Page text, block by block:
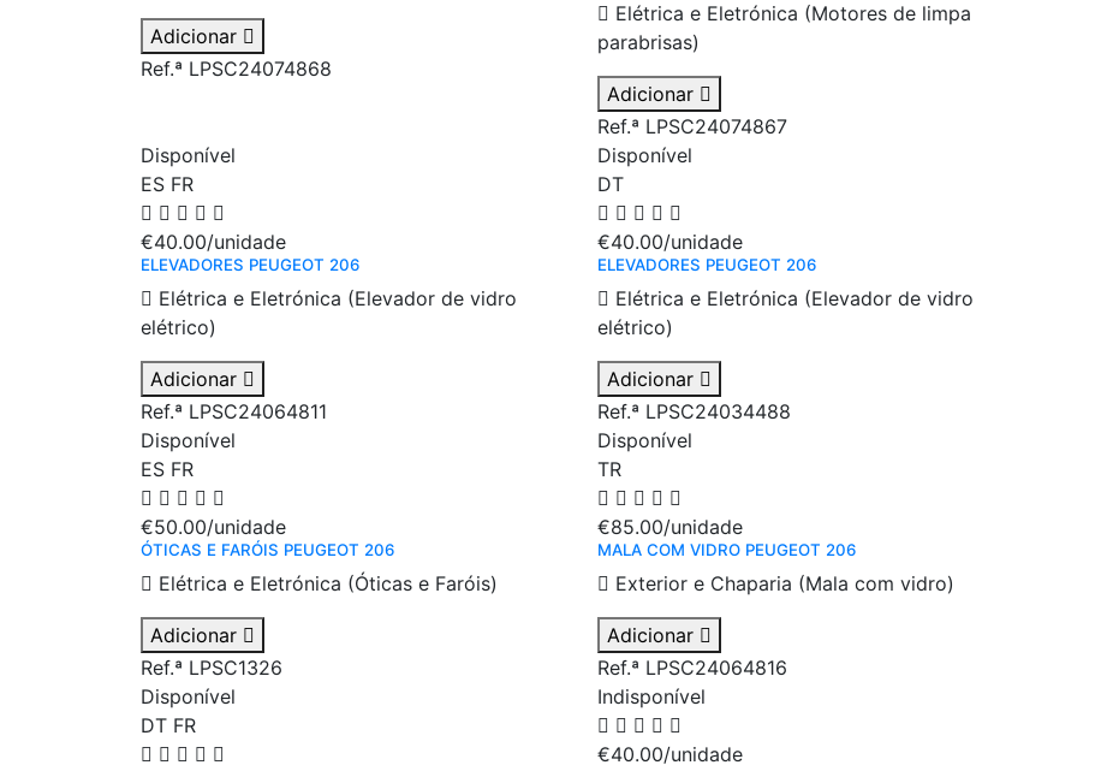
Adicionar
Ref.ª LPSC24074868
Elétrica e Eletrónica (Motores de limpa
parabrisas)
Adicionar
Ref.ª LPSC24074867
Disponível
ES FR
€40.00/unidade
ELEVADORES PEUGEOT 206
Elétrica e Eletrónica (Elevador de vidro
elétrico)
Adicionar
Ref.ª LPSC24064811
Disponível
DT
€40.00/unidade
ELEVADORES PEUGEOT 206
Elétrica e Eletrónica (Elevador de vidro
elétrico)
Adicionar
Ref.ª LPSC24034488
Disponível
ES FR
€50.00/unidade
ÓTICAS E FARÓIS PEUGEOT 206
Elétrica e Eletrónica (Óticas e Faróis)
Adicionar
Ref.ª LPSC1326
Disponível
TR
€85.00/unidade
MALA COM VIDRO PEUGEOT 206
Exterior e Chaparia (Mala com vidro)
Adicionar
Ref.ª LPSC24064816
Disponível
DT FR
Indisponível
€40.00/unidade